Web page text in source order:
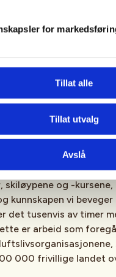
for
Tillat alle
Tillat utvalg
Avslå
bare gjøre det da, spør
kulturell kompetanse
også tilrettelegging.
sier det: «Det snør
går på ski, eller rett
seg i naturen.
vi går på, turforslagene
skiløypene og -
kunnskapen vi beveger
det tusenvis av timer
er arbeid som
000 frivillige landet